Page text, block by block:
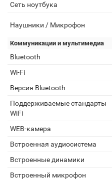
Сеть ноутбука
Наушники / Микрофон
Коммуникации и мультимедиа
Bluetooth
Wi-Fi
Версия Bluetooth
Поддерживаемые стандарты
WiFi
WEB-камера
Встроенная аудиосистема
Встроенные динамики
Встроенный микрофон